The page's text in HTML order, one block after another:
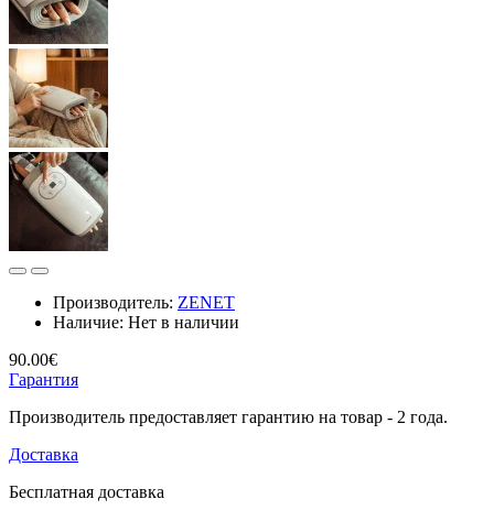
Производитель: ZENET
Наличие: Нет в наличии
90.00€
Гарантия
Производитель предоставляет гарантию на товар - 2 года.
Доставка
Бесплатная доставка